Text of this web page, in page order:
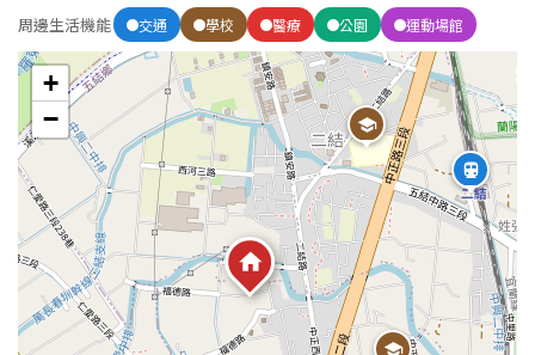
屋齡
不拘
5 年以下
5-10 年 10-20 年
20-30 年 30-40 年
40 年以上
周邊生活機能 交通 學校 醫療 公園 運動場館
+
−